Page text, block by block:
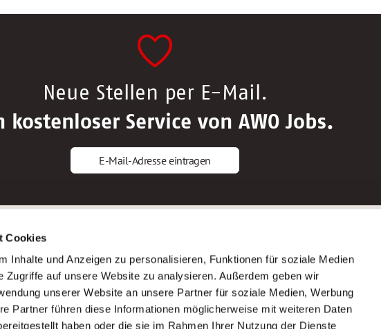
Cookies
Inhalte und Anzeigen zu personalisieren, Funktionen für soziale Medien
Zugriffe auf unsere Website zu analysieren. Außerdem geben wir
unserer Website an unsere Partner für soziale Medien, Werbung
Partner führen diese Informationen möglicherweise mit weiteren Daten
haben oder die sie im Rahmen Ihrer Nutzung der Dienste
Neue Stellen per E-Mail.
kostenloser Service von AWO Jobs.
E-Mail-Adresse eintragen
Altenpfleger*in
Krankenpfleger*in
Altenpflegehelfer*in
Erzieher*in
AWO Gliederungen nach Bundesland
Stellenangebote nach Bundesländern
Sitemap
Impressum
Datenschutz